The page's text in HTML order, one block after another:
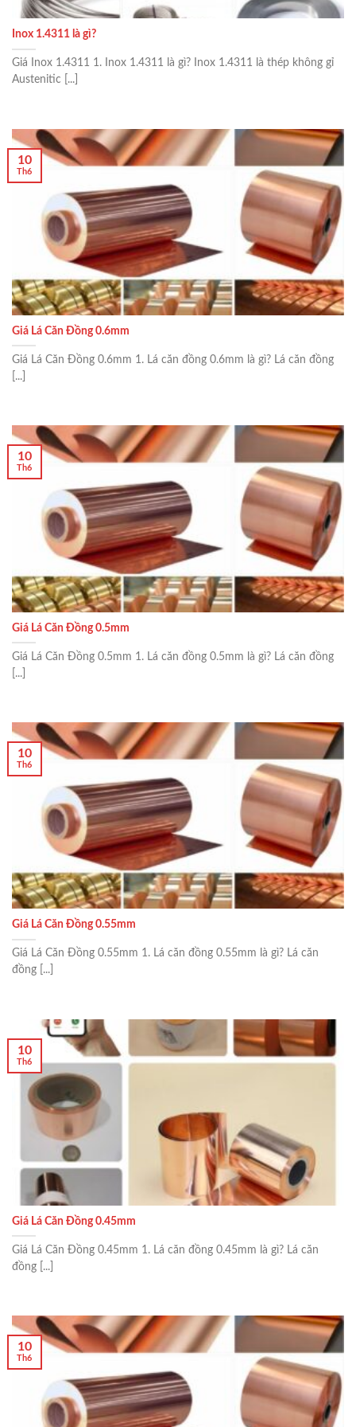
Inox 1.4311 là gì?
Giá Inox 1.4311 1. Inox 1.4311 là gì? Inox 1.4311 là thép không gỉ
Austenitic [...]
Giá Lá Căn Đồng 0.6mm
Giá Lá Căn Đồng 0.6mm 1. Lá căn đồng 0.6mm là gì? Lá căn đồng
[...]
10
Th6
Giá Lá Căn Đồng 0.5mm
Giá Lá Căn Đồng 0.5mm 1. Lá căn đồng 0.5mm là gì? Lá căn đồng
[...]
10
Th6
Giá Lá Căn Đồng 0.55mm
Giá Lá Căn Đồng 0.55mm 1. Lá căn đồng 0.55mm là gì? Lá căn
đồng [...]
10
Th6
Giá Lá Căn Đồng 0.45mm
Giá Lá Căn Đồng 0.45mm 1. Lá căn đồng 0.45mm là gì? Lá căn
đồng [...]
10
Th6
10
Th6